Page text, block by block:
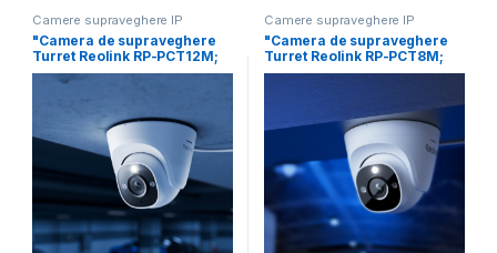
Camere supraveghere IP
"Camera de supraveghere
Turret Reolink RP-PCT12M;
Senzor:1/2.49" CMOS Sensor
Rezolutie
Camere supraveghere IP
"Camera de supraveghere
Turret Reolink RP-PCT8M;
Senzor: 1/2.7"" CMOS